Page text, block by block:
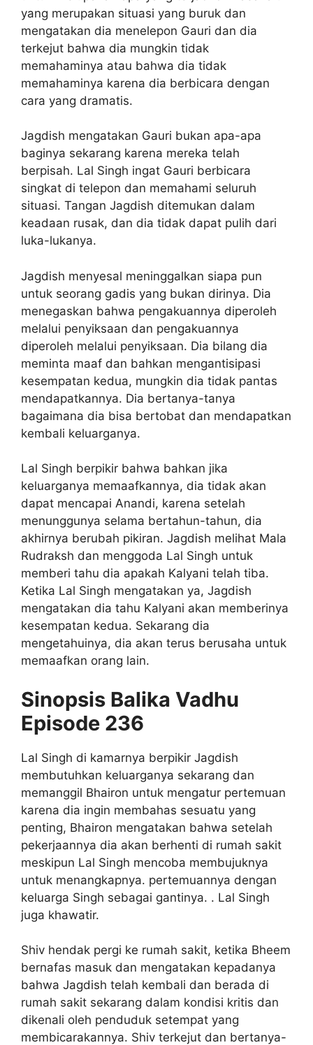
yang merupakan situasi yang buruk dan
mengatakan dia menelepon Gauri dan dia
terkejut bahwa dia mungkin tidak
memahaminya atau bahwa dia tidak
memahaminya karena dia berbicara dengan
cara yang dramatis.
Jagdish mengatakan Gauri bukan apa-apa
baginya sekarang karena mereka telah
berpisah. Lal Singh ingat Gauri berbicara
singkat di telepon dan memahami seluruh
situasi. Tangan Jagdish ditemukan dalam
keadaan rusak, dan dia tidak dapat pulih dari
luka-lukanya.
Jagdish menyesal meninggalkan siapa pun
untuk seorang gadis yang bukan dirinya. Dia
menegaskan bahwa pengakuannya diperoleh
melalui penyiksaan dan pengakuannya
diperoleh melalui penyiksaan. Dia bilang dia
meminta maaf dan bahkan mengantisipasi
kesempatan kedua, mungkin dia tidak pantas
mendapatkannya. Dia bertanya-tanya
bagaimana dia bisa bertobat dan mendapatkan
kembali keluarganya.
Lal Singh berpikir bahwa bahkan jika
keluarganya memaafkannya, dia tidak akan
dapat mencapai Anandi, karena setelah
menunggunya selama bertahun-tahun, dia
akhirnya berubah pikiran. Jagdish melihat Mala
Rudraksh dan menggoda Lal Singh untuk
memberi tahu dia apakah Kalyani telah tiba.
Ketika Lal Singh mengatakan ya, Jagdish
mengatakan dia tahu Kalyani akan memberinya
kesempatan kedua. Sekarang dia
mengetahuinya, dia akan terus berusaha untuk
memaafkan orang lain.
Sinopsis Balika Vadhu
Episode 236
Lal Singh di kamarnya berpikir Jagdish
membutuhkan keluarganya sekarang dan
memanggil Bhairon untuk mengatur pertemuan
karena dia ingin membahas sesuatu yang
penting, Bhairon mengatakan bahwa setelah
pekerjaannya dia akan berhenti di rumah sakit
meskipun Lal Singh mencoba membujuknya
untuk menangkapnya. pertemuannya dengan
keluarga Singh sebagai gantinya. . Lal Singh
juga khawatir.
Shiv hendak pergi ke rumah sakit, ketika Bheem
bernafas masuk dan mengatakan kepadanya
bahwa Jagdish telah kembali dan berada di
rumah sakit sekarang dalam kondisi kritis dan
dikenali oleh penduduk setempat yang
membicarakannya. Shiv terkejut dan bertanya-